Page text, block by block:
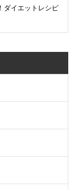
ダイエットレシピ